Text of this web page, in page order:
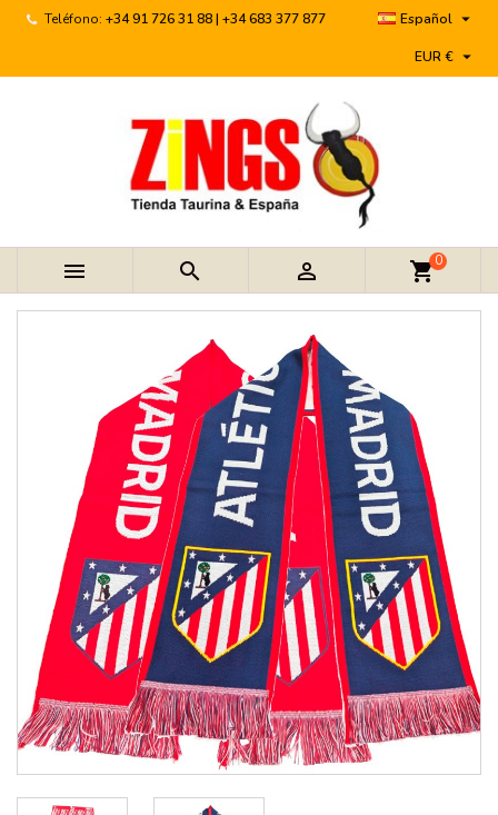
Teléfono: +34 91 726 31 88 | +34 683 377 877 Español 
EUR € 
   shopping_cart0